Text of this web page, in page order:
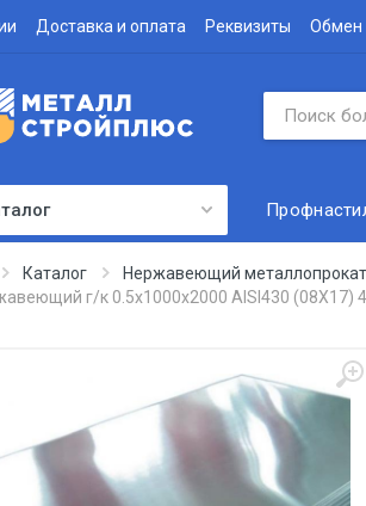
Доставка и оплата Реквизиты Обмен
система
панели
Каталог Нержавеющий металлопрокат
г/к 0.5х1000х2000 AISI430 (08Х17)